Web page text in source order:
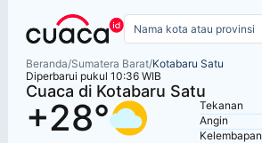
Beranda/Sumatera Barat/Kotabaru Satu
Diperbarui pukul 10:36 WIB
Cuaca di Kotabaru Satu
+28° Tekanan
Angin
Kelembapan